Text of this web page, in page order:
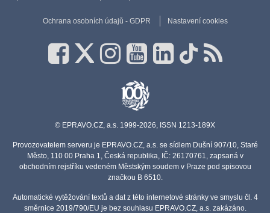
Ochrana osobních údajů - GDPR Nastavení cookies
© EPRAVO.CZ, a.s. 1999-2026, ISSN 1213-189X
Provozovatelem serveru je EPRAVO.CZ, a.s. se sídlem Dušní 907/10, Staré
Město, 110 00 Praha 1, Česká republika, IČ: 26170761, zapsaná v
obchodním rejstříku vedeném Městským soudem v Praze pod spisovou
značkou B 6510.
Automatické vytěžování textů a dat z této internetové stránky ve smyslu čl. 4
směrnice 2019/790/EU je bez souhlasu EPRAVO.CZ, a.s. zakázáno.